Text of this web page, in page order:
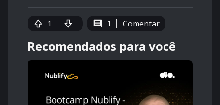
1 1 Comentar
Recomendados para você